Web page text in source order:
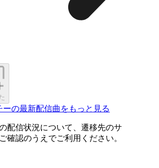
ーの最新配信曲をもっと見る
配信状況について、遷移先のサ
確認のうえでご利用ください。